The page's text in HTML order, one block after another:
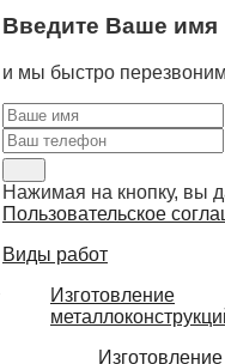
Введите Ваше имя
и мы быстро
Нажимая на кнопку, вы
Пользовательское
Виды работ
Изготовление
Изготовление